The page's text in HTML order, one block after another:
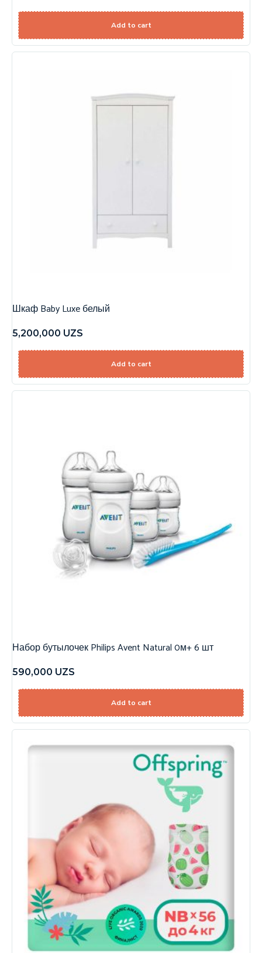
Add to cart
Шкаф Baby Luxe белый
5,200,000 UZS
Add to cart
Набор бутылочек Philips Avent Natural 0м+ 6 шт
590,000 UZS
Add to cart